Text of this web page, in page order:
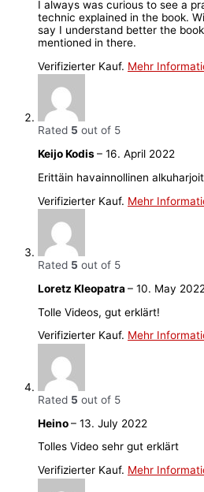
I always was curious to see a
technic explained in the book.
say I understand better the
mentioned in there.
Verifizierter Kauf. Mehr
Rated 5 out of 5
Keijo Kodis– 16. April 2022
Erittäin havainnollinen
Verifizierter Kauf. Mehr
Rated 5 out of 5
Loretz Kleopatra– 10. May 2022
Tolle Videos, gut erklärt!
Verifizierter Kauf. Mehr
Rated 5 out of 5
Heino– 13. July 2022
Tolles Video sehr gut erklärt
Verifizierter Kauf. Mehr